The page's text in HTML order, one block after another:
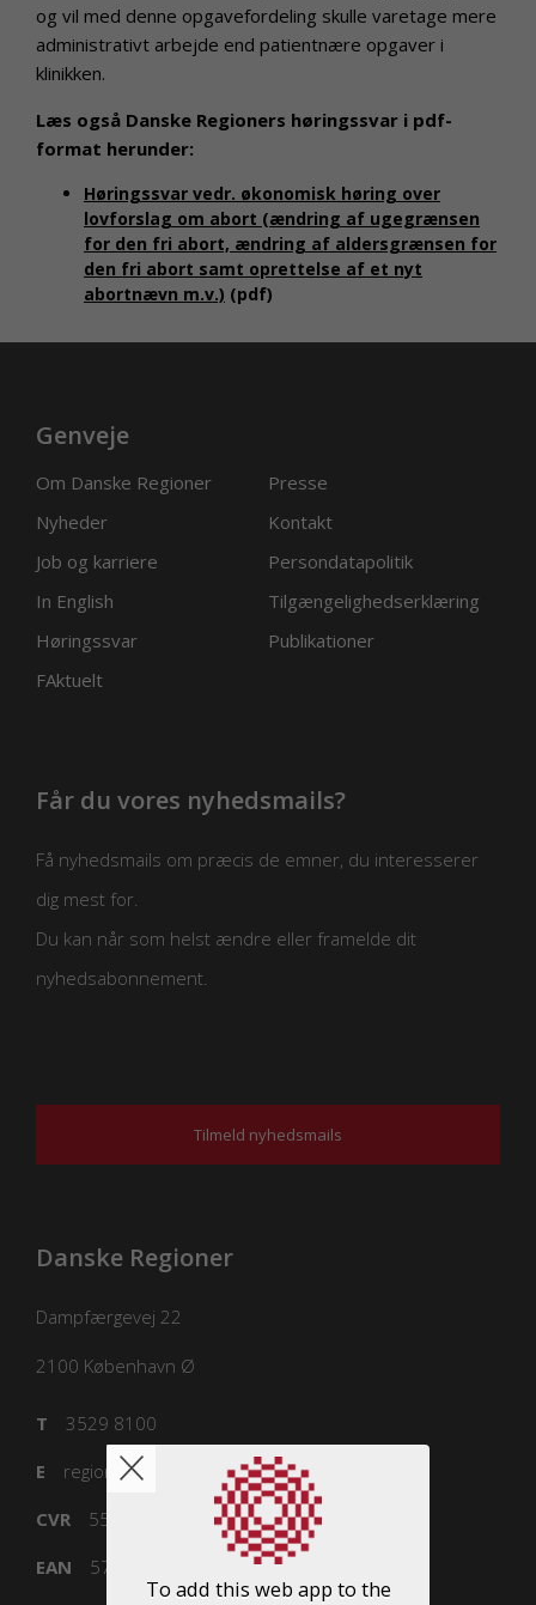
og vil med denne opgavefordeling skulle varetage mere
administrativt arbejde end patientnære opgaver i
klinikken.
Læs også Danske Regioners høringssvar i pdf-
format herunder:
Høringssvar vedr. økonomisk høring over
lovforslag om abort (ændring af ugegrænsen
for den fri abort, ændring af aldersgrænsen for
den fri abort samt oprettelse af et nyt
abortnævn m.v.) (pdf)
Genveje
Om Danske Regioner
Presse
Nyheder
Kontakt
Job og karriere
Persondatapolitik
In English
Tilgængelighedserklæring
Høringssvar
Publikationer
FAktuelt
Får du vores nyhedsmails?
Få nyhedsmails om præcis de emner, du interesserer
dig mest for.
Du kan når som helst ændre eller framelde dit
nyhedsabonnement.
Tilmeld nyhedsmails
Danske Regioner
Dampfærgevej 22
2100 København Ø
3529 8100
T
regioner@regioner.dk
E
55832218
CVR
5798000016477
EAN
To add this web app to the